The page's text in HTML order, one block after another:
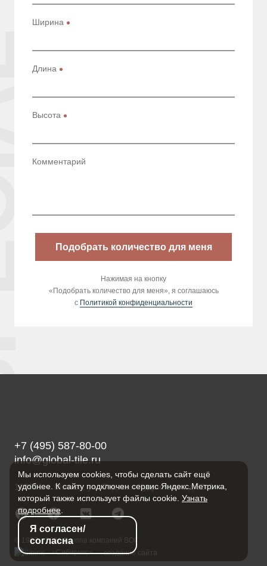
Ширина
Длина
Высота
Комментарий
Подобрать количество для меня
Нажимая на кнопку
«Подобрать количество для меня», я соглашаюсь
с Политикой конфиденциальности
+7 (495) 587-80-00
info@global-tile.ru
123001, г. Москва, ул. Садовая-Кудринская, д.32с1
© 1997—2026 Группа компаний ВОГ
«Сибирикс»— создание сайта
Мы используем cookies, чтобы сделать сайт ещё
удобнее. К сайту подключен сервис Яндекс.Метрика,
который также использует файлы cookie. Узнать
подробнее
Я согласен/
согласна